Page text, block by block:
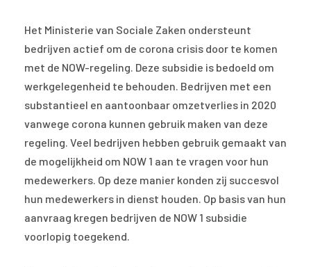
Het Ministerie van Sociale Zaken ondersteunt
bedrijven actief om de corona crisis door te komen
met de NOW-regeling. Deze subsidie is bedoeld om
werkgelegenheid te behouden. Bedrijven met een
substantieel en aantoonbaar omzetverlies in 2020
vanwege corona kunnen gebruik maken van deze
regeling. Veel bedrijven hebben gebruik gemaakt van
de mogelijkheid om NOW 1 aan te vragen voor hun
medewerkers. Op deze manier konden zij succesvol
hun medewerkers in dienst houden. Op basis van hun
aanvraag kregen bedrijven de NOW 1 subsidie
voorlopig toegekend.